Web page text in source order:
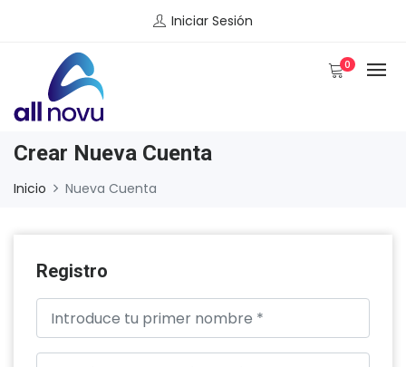
Iniciar Sesión
0
Crear Nueva Cuenta
Inicio Nueva Cuenta
Registro